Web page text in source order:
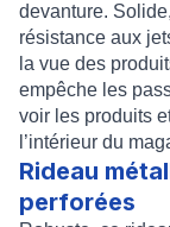
devanture.
résistance aux
la vue des
empêche les
voir les produits
l’intérieur du
Rideau
perforées